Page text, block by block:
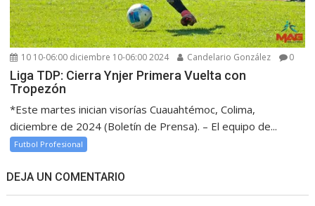
10 10-06:00 diciembre 10-06:00 2024 Candelario González 0
Liga TDP: Cierra Ynjer Primera Vuelta con
Tropezón
*Este martes inician visorías Cuauahtémoc, Colima,
diciembre de 2024 (Boletín de Prensa). – El equipo de...
Futbol Profesional
DEJA UN COMENTARIO